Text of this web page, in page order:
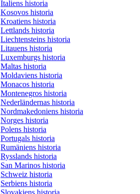
Italiens historia
Kosovos historia
Kroatiens historia
Lettlands historia
Liechtensteins historia
Litauens historia
Luxemburgs historia
Maltas historia
Moldaviens historia
Monacos historia
Montenegros historia
Nederländernas historia
Nordmakedoniens historia
Norges historia
Polens historia
Portugals historia
Rumäniens historia
Rysslands historia
San Marinos historia
Schweiz historia
Serbiens historia
Slovakiens historia